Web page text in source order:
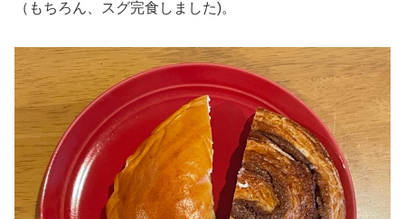
（もちろん、スグ完食しました)。